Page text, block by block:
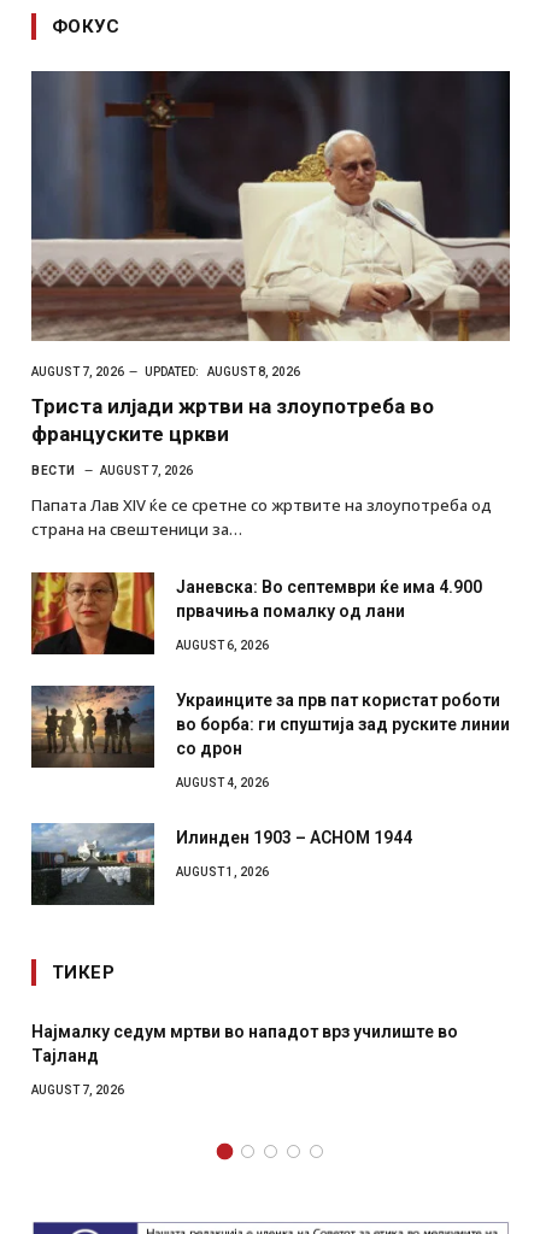
ФОКУС
AUGUST 7, 2026 UPDATED: AUGUST 8, 2026
Триста илјади жртви на злоупотреба во
француските цркви
ВЕСТИ AUGUST 7, 2026
Папата Лав XIV ќе се сретне со жртвите на злоупотреба од
страна на свештеници за…
Јаневска: Во септември ќе има 4.900
првачиња помалку од лани
AUGUST 6, 2026
Украинците за прв пат користат роботи
во борба: ги спуштија зад руските линии
со дрон
AUGUST 4, 2026
Илинден 1903 – АСНОМ 1944
AUGUST 1, 2026
ТИКЕР
во
СОЗИС: Украинците повеќе им веруваат на